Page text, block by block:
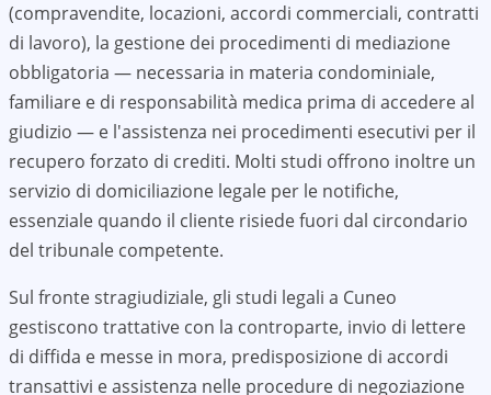
(compravendite, locazioni, accordi commerciali, contratti
di lavoro), la gestione dei procedimenti di mediazione
obbligatoria — necessaria in materia condominiale,
familiare e di responsabilità medica prima di accedere al
giudizio — e l'assistenza nei procedimenti esecutivi per il
recupero forzato di crediti. Molti studi offrono inoltre un
servizio di domiciliazione legale per le notifiche,
essenziale quando il cliente risiede fuori dal circondario
del tribunale competente.
Sul fronte stragiudiziale, gli studi legali a Cuneo
gestiscono trattative con la controparte, invio di lettere
di diffida e messe in mora, predisposizione di accordi
transattivi e assistenza nelle procedure di negoziazione